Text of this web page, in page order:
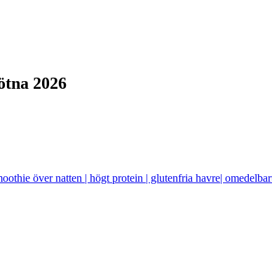
na 2026
över natten | högt protein | glutenfria havre|